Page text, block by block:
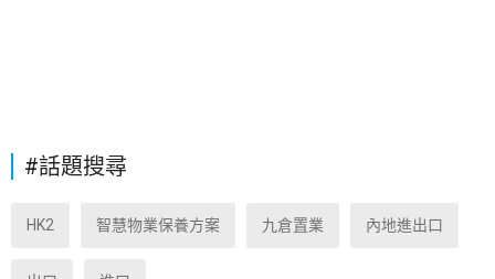
#話題搜尋
HK2 智慧物業保養方案 九倉置業 內地進出口